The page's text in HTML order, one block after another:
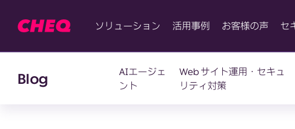
ソリューション 活用事例 お客様の声 セ
Blog
AIエージェ
ント
Web サイト運用・セキュ
リティ対策